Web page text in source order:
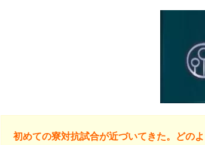
初めての寮対抗試合が近づいてきた。どの